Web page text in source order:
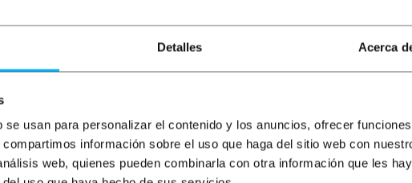
Detalles Acerca
usan para personalizar el contenido y los anuncios, ofrecer
información sobre el uso que haga del sitio web con
web, quienes pueden combinarla con otra información que les
en format industrial carril DIN.
externa de 12 VDC a 1 A.
384 byte de recepció.
DTR, DSR, DCD, GND.
Windows i Linux.
mm.
i carril DIN.